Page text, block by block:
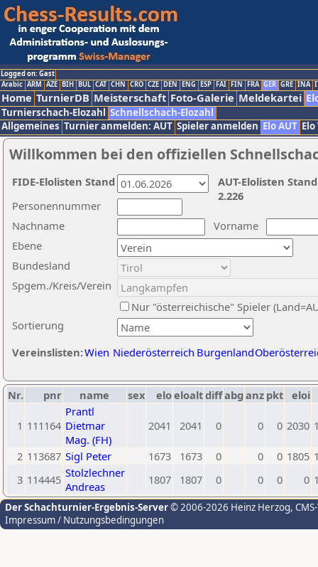
Logged on: Gast
Arabic ARM AZE BIH BUL CAT CHN CRO CZE DEN ENG ESP FAI FIN FRA GER GRE INA
Home TurnierDB Meisterschaft Foto-Galerie Meldekartei
Turnierschach-Elozahl Schnellschach-Elozahl
Allgemeines Turnier anmelden: AUT Spieler anmelden Elo AUT
Willkommen bei den offiziellen
Nachname
Vorname
Ebene
Sortierung
Personennummer
Bundesland
Spgem./Kreis/Verein
Nur "österreichische" Spieler
Vereinslisten:Wien Niederösterreich Burgenland
AUT-Elolisten
2.226
FIDE-Elolisten Stand
Nr. pnr name sex eloeloaltdiffabg anz pkt eloi
1 111164
Prantl
Dietmar
Mag. (FH)
2041 2041 0 0 0 2030
2 113687 Sigl Peter 1673 1673 0 0 0 1805
3 114445 Stolzlechner
Andreas
1807 1807 0 0 0 0
Der Schachturnier-Ergebnis-Server© 2006-2026 Heinz Herzog,
Impressum / Nutzungsbedingungen